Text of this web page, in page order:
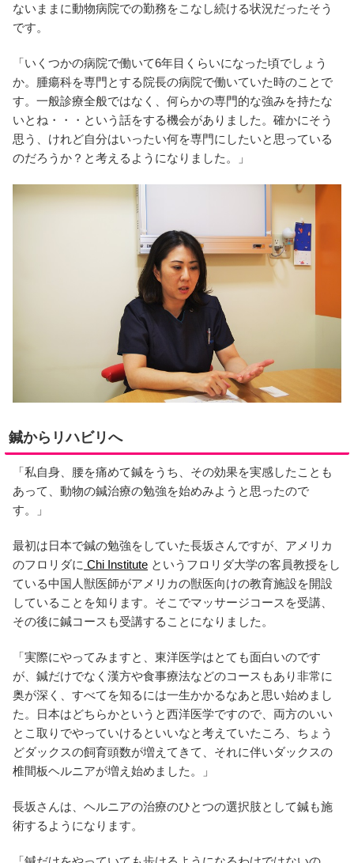
ないままに動物病院での勤務をこなし続ける状況だったそう
です。
「いくつかの病院で働いて6年目くらいになった頃でしょう
か。腫瘍科を専門とする院長の病院で働いていた時のことで
す。一般診療全般ではなく、何らかの専門的な強みを持たな
いとね・・・という話をする機会がありました。確かにそう
思う、けれど自分はいったい何を専門にしたいと思っている
のだろうか？と考えるようになりました。」
鍼からリハビリへ
「私自身、腰を痛めて鍼をうち、その効果を実感したことも
あって、動物の鍼治療の勉強を始めみようと思ったので
す。」
最初は日本で鍼の勉強をしていた長坂さんですが、アメリカ
のフロリダに Chi Institute というフロリダ大学の客員教授をし
ている中国人獣医師がアメリカの獣医向けの教育施設を開設
していることを知ります。そこでマッサージコースを受講、
その後に鍼コースも受講することになりました。
「実際にやってみますと、東洋医学はとても面白いのです
が、鍼だけでなく漢方や食事療法などのコースもあり非常に
奥が深く、すべてを知るには一生かかるなあと思い始めまし
た。日本はどちらかというと西洋医学ですので、両方のいい
とこ取りでやっていけるといいなと考えていたころ、ちょう
どダックスの飼育頭数が増えてきて、それに伴いダックスの
椎間板ヘルニアが増え始めました。」
長坂さんは、ヘルニアの治療のひとつの選択肢として鍼も施
術するようになります。